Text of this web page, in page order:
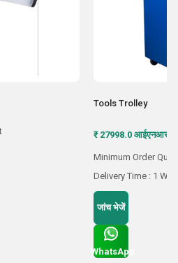
Tools Trolley
₹ 27998.0 आईएनआर /
Minimum Order
Delivery Time : 1
जांच भेजें
WhatsApp